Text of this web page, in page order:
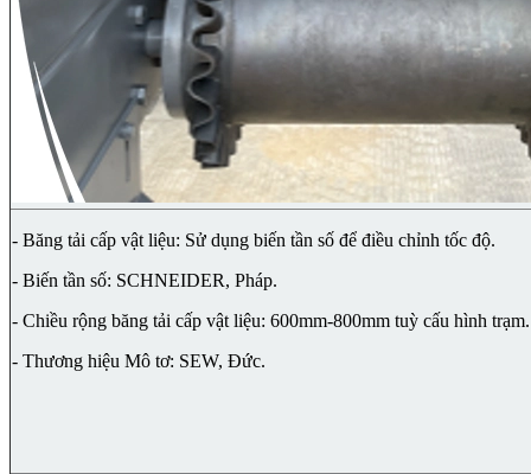
- Băng tải cấp vật liệu: Sử dụng biến tần số để điều chỉnh tốc độ.
- Biến tần số: SCHNEIDER, Pháp.
- Chiều rộng băng tải cấp vật liệu: 600mm-800mm tuỳ cấu hình trạm.
- Thương hiệu Mô tơ: SEW, Đức.